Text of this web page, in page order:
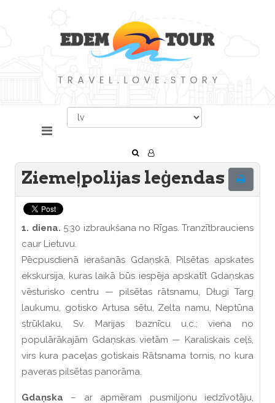
Ziemeļpolijas leģendas
1. diena. 5:30 izbraukšana no Rīgas. Tranzītbrauciens
caur Lietuvu.
Pēcpusdienā ierašanās Gdaņskā. Pilsētas apskates
ekskursija, kuras laikā būs iespēja apskatīt Gdaņskas
vēsturisko centru — pilsētas rātsnamu, Długi Targ
laukumu, gotisko Artusa sētu, Zelta namu, Neptūna
strūklaku, Sv. Marijas baznīcu u.c.; viena no
populārākajām Gdaņskas vietām — Karaliskais ceļš,
virs kura paceļas gotiskais Rātsnama tornis, no kura
paveras pilsētas panorāma.
Gdaņska – ar apmēram pusmiljonu iedzīvotāju,